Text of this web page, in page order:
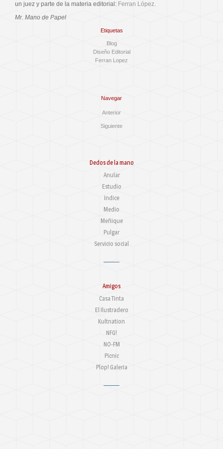
un juez y parte de la materia editorial: Ferran López
Mr. Mano de Papel
Etiquetas
Blog
Diseño Editorial
Ferran Lopez
Navegar
Anterior
Siguiente
Dedos de la mano
Anular
Estudio
Indice
Medio
Meñique
Pulgar
Servicio social
Amigos
Casa Tinta
El Ilustradero
Kultnation
NFG!
NO-FM
Picnic
Plop! Galeria